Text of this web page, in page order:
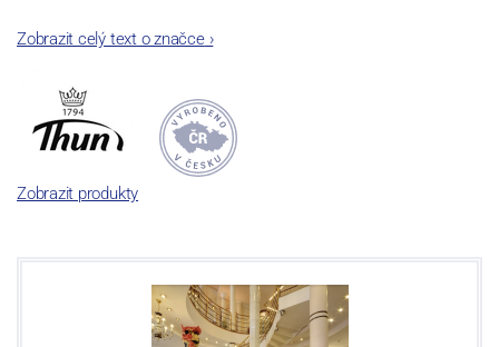
společnosti a v jejím areálu jsou umístěny i provoz servis a výroba
a ve své výrobě navazuje na více jak 220-letou tradici výroby
porcelánu. Kapacita tohoto závodu je 3.500 - 4.000 tun ročně,
závod je vybaven moderními technologickými zařízeními -
isostatické lisy, tlakové lití, glazovací komplex, rychlovýpalná pec,
komorová pec, vtavná dekorační pec. Závod nabízí své výrobky jak
Zobrazit celý text o značce›
Zobrazit produkty